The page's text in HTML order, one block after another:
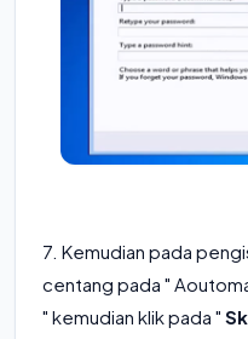
7. Kemudian pada
centang pada "
" kemudian klik pada "